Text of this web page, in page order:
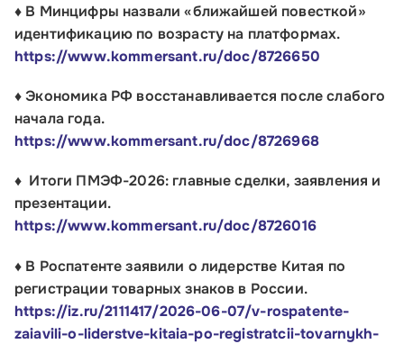
Малому и среднему бизнесу
Банкам и финансовым организациям
♦ В Минцифры назвали «ближайшей повесткой»
идентификацию по возрасту на платформах.
https://www.kommersant.ru/doc/8726650
♦ Экономика РФ восстанавливается после слабого
начала года.
https://www.kommersant.ru/doc/8726968
♦ Итоги ПМЭФ-2026: главные сделки, заявления и
презентации.
https://www.kommersant.ru/doc/8726016
♦ В Роспатенте заявили о лидерстве Китая по
регистрации товарных знаков в России.
https://iz.ru/2111417/2026-06-07/v-rospatente-
zaiavili-o-liderstve-kitaia-po-registratcii-tovarnykh-